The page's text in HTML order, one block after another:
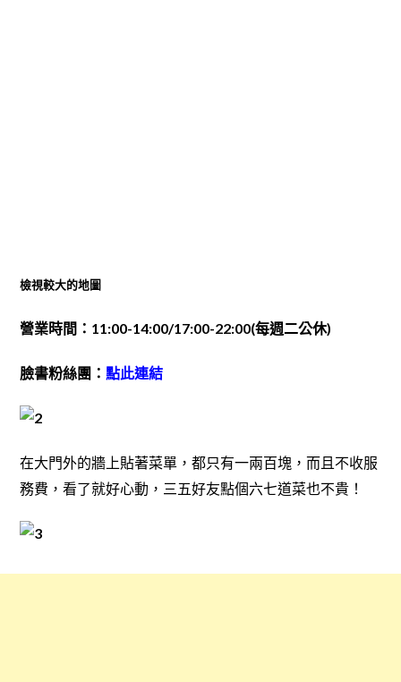
檢視較大的地圖
營業時間：11:00-14:00/17:00-22:00(每週二公休)
臉書粉絲團： 點此連結
在大門外的牆上貼著菜單，都只有一兩百塊，而且不收服
務費，看了就好心動，三五好友點個六七道菜也不貴！